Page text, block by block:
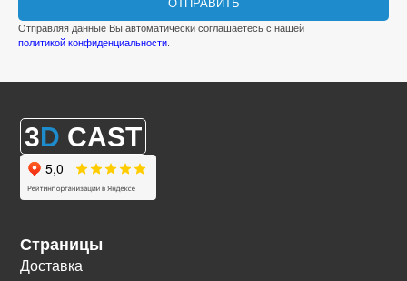
ОТПРАВИТЬ
Отправляя данные Вы автоматически соглашаетесь с нашей
политикой конфиденциальности
3D CAST
Страницы
Доставка